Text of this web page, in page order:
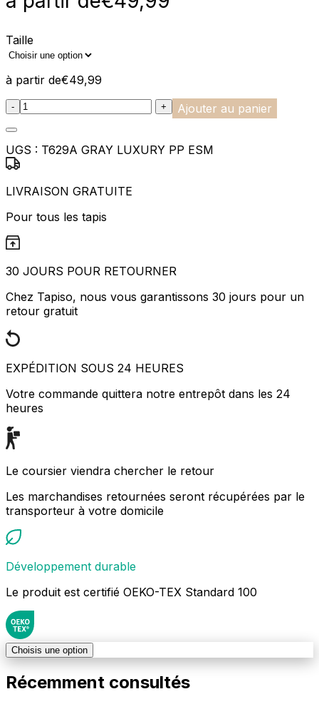
Taille
à partir de€49,99
:product_name quantity
- + Ajouter au panier
UGS : T629A GRAY LUXURY PP ESM
LIVRAISON GRATUITE
Pour tous les tapis
30 JOURS POUR RETOURNER
Chez Tapiso, nous vous garantissons 30 jours pour un
retour gratuit
EXPÉDITION SOUS 24 HEURES
Votre commande quittera notre entrepôt dans les 24
heures
Le coursier viendra chercher le retour
Les marchandises retournées seront récupérées par le
transporteur à votre domicile
Développement durable
Le produit est certifié OEKO-TEX Standard 100
Choisis une option
Récemment consultés